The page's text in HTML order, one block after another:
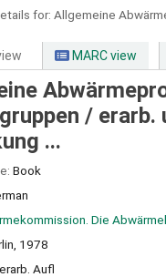
for: Allgemeine
MARC view
/ erarb.
...
Book
Die
1978
Aufl